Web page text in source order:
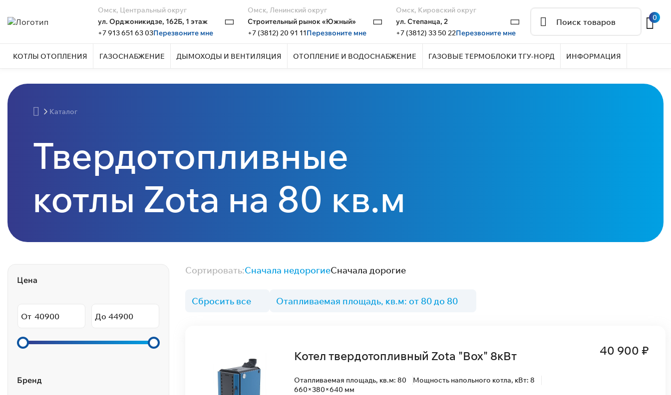
Омск, Центральный округ
ул. Орджоникидзе, 162Б, 1 этаж
+7 913 651 63 03Перезвоните мне
Омск, Ленинский округ
Строительный рынок «Южный»
+7 (3812) 20 91 11Перезвоните мне
Омск, Кировский округ
ул. Степанца, 2
+7 (3812) 33 50 22Перезвоните мне
0
КОТЛЫ ОТОПЛЕНИЯ ГАЗОСНАБЖЕНИЕ ДЫМОХОДЫ И ВЕНТИЛЯЦИЯ ОТОПЛЕНИЕ И ВОДОСНАБЖЕНИЕ ГАЗОВЫЕ ТЕРМОБЛОКИ ТГУ-НОРД ИНФОРМАЦИЯ
Каталог
Твердотопливные
котлы Zota на 80 кв.м
Цена
От До
Бренд
Сортировать:Сначала недорогиеСначала дорогие
Сбросить все Отапливаемая площадь, кв.м: от 80 до 80
Котел твердотопливный Zota "Box" 8кВт
Отапливаемая площадь, кв.м: 80
Мощность напольного котла, кВт: 8
660×380×640 мм
40 900 ₽